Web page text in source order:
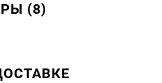
(8)